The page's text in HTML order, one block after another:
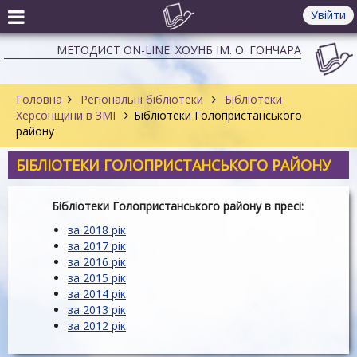
Увійти
МЕТОДИСТ ON-LINE. ХОУНБ ІМ. О. ГОНЧАРА
Головна Регіональні бібліотеки
Бібліотеки
Херсонщини в ЗМІ
Бібліотеки Голопристанського
району
БІБЛІОТЕКИ ГОЛОПРИСТАНСЬКОГО РАЙОНУ
Бібліотеки Голопристанського району в пресі:
за 2018 рік
за 2017 рік
за 2016 рік
за 2015 рік
за 2014 рік
за 2013 рік
за 2012 рік